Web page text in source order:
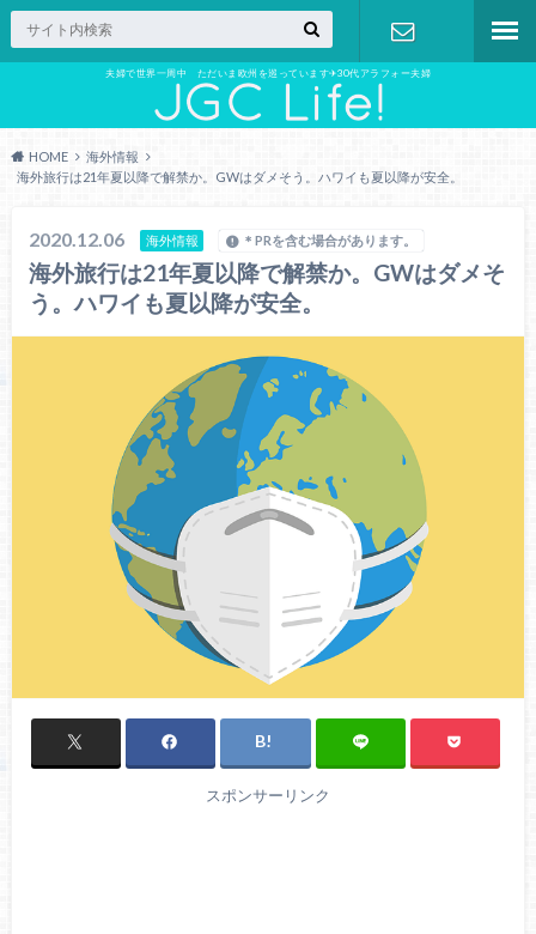
夫婦で世界一周中 ただいま欧州を巡っています✈︎30代アラフォー夫婦
お問い合わ
HOME
海外情報
海外旅行は21年夏以降で解禁か。GWはダメそう。ハワイも夏以降が安全。
2020.12.06 海外情報 ＊PRを含む場合があります。
海外旅行は21年夏以降で解禁か。GWはダメそ
う。ハワイも夏以降が安全。
スポンサーリンク